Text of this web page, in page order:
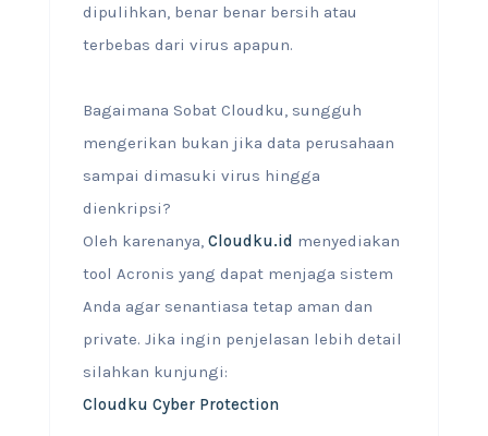
dipulihkan, benar benar bersih atau
terbebas dari virus apapun.
Bagaimana Sobat Cloudku, sungguh
mengerikan bukan jika data perusahaan
sampai dimasuki virus hingga
dienkripsi?
Oleh karenanya, Cloudku.id menyediakan
tool Acronis yang dapat menjaga sistem
Anda agar senantiasa tetap aman dan
private. Jika ingin penjelasan lebih detail
silahkan kunjungi:
Cloudku Cyber Protection